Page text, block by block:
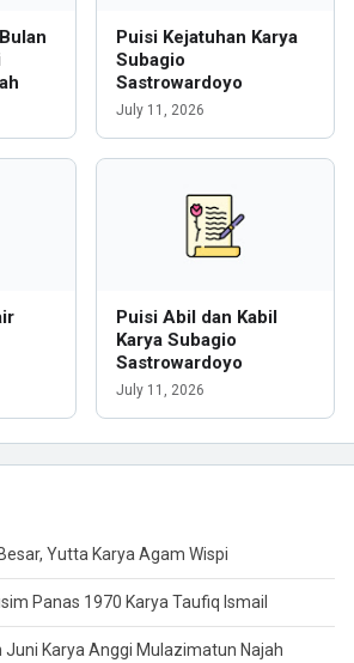
Puisi Kejatuhan Karya
Subagio
Sastrowardoyo
July 11, 2026
Puisi Abil dan Kabil
Karya Subagio
Sastrowardoyo
July 11, 2026
Yutta Karya Agam Wispi
Panas 1970 Karya Taufiq Ismail
Juni Karya Anggi Mulazimatun Najah